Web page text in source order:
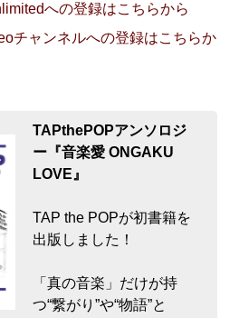
への登録はこちらから
チャンネルへの登録はこちらか
TAPthePOPアンソロジ
ー『音楽愛 ONGAKU
LOVE』
TAP the POPが初書籍を
出版しました！
「真の音楽」だけが持
つ“繋がり”や“物語”と